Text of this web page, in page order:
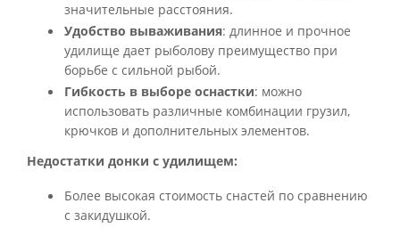
значительные расстояния.
Удобство вываживания: длинное и прочное
удилище дает рыболову преимущество при
борьбе с сильной рыбой.
Гибкость в выборе оснастки: можно
использовать различные комбинации грузил,
крючков и дополнительных элементов.
Недостатки донки с удилищем:
Более высокая стоимость снастей по сравнению
с закидушкой.